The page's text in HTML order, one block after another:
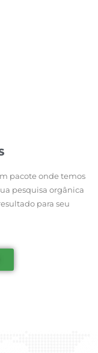
pacote onde temos
pesquisa orgânica
para seu